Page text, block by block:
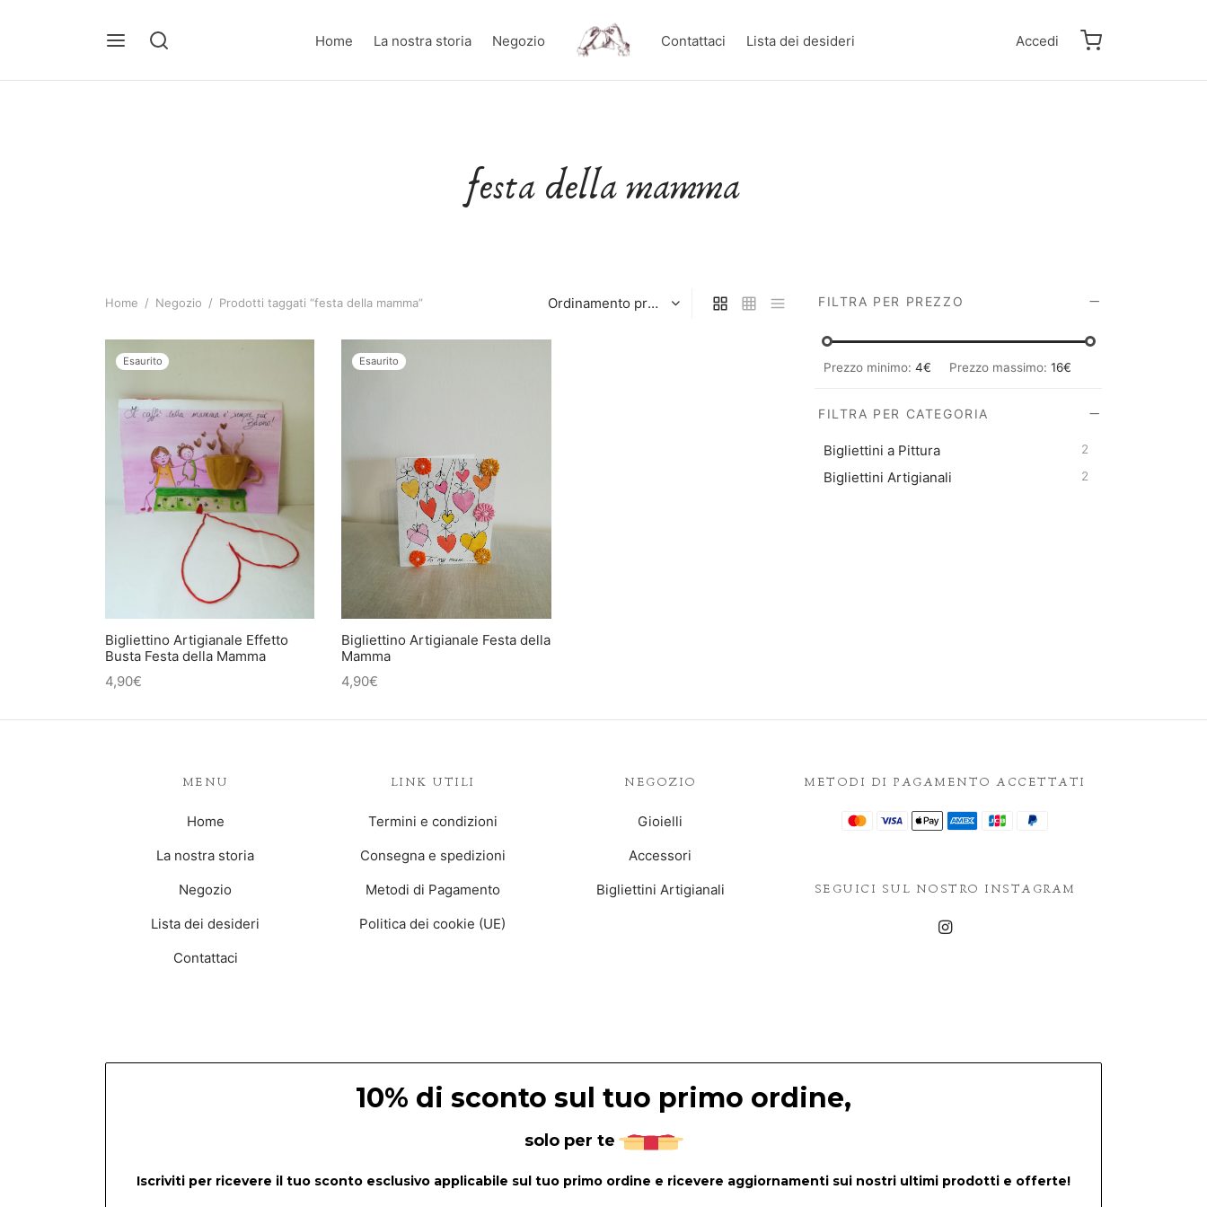
Home La nostra storia Negozio Contattaci Lista dei desideri Accedi
festa della mamma
FILTRA PER PREZZO
Prezzo minimo: 4€ Prezzo massimo: 16€
FILTRA PER CATEGORIA
Bigliettini a Pittura 2
Bigliettini Artigianali 2
Home / Negozio / Prodotti taggati “festa della mamma”
Esaurito
Bigliettino Artigianale Effetto
Busta Festa della Mamma
4,90€
Esaurito
Bigliettino Artigianale Festa della
Mamma
4,90€
METODI DI PAGAMENTO ACCETTATI
SEGUICI SUL NOSTRO INSTAGRAM
LINK UTILI
Termini e condizioni
Consegna e spedizioni
Metodi di Pagamento
Politica dei cookie (UE)
NEGOZIO
Gioielli
Accessori
Bigliettini Artigianali
MENU
Home
La nostra storia
Negozio
Lista dei desideri
Contattaci
10% di sconto sul tuo primo ordine,
solo per te
Iscriviti per ricevere il tuo sconto esclusivo applicabile sul tuo primo ordine e ricevere aggiornamenti sui nostri ultimi prodotti e offerte!